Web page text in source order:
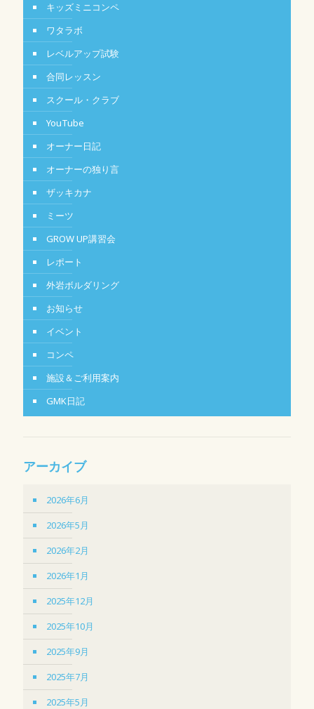
キッズミニコンペ
ワタラボ
レベルアップ試験
合同レッスン
スクール・クラブ
YouTube
オーナー日記
オーナーの独り言
ザッキカナ
ミーツ
GROW UP講習会
レポート
外岩ボルダリング
お知らせ
イベント
コンペ
施設＆ご利用案内
GMK日記
アーカイブ
2026年6月
2026年5月
2026年2月
2026年1月
2025年12月
2025年10月
2025年9月
2025年7月
2025年5月